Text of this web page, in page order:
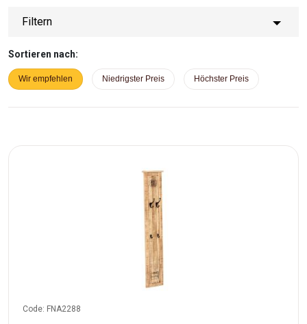
Filtern
Sortieren nach:
Wir empfehlen Niedrigster Preis Höchster Preis
Code: FNA2288